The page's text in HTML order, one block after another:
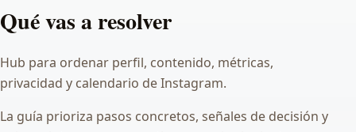
Qué vas a resolver
Hub para ordenar perfil, contenido, métricas,
privacidad y calendario de Instagram.
La guía prioriza pasos concretos, señales de decisión y